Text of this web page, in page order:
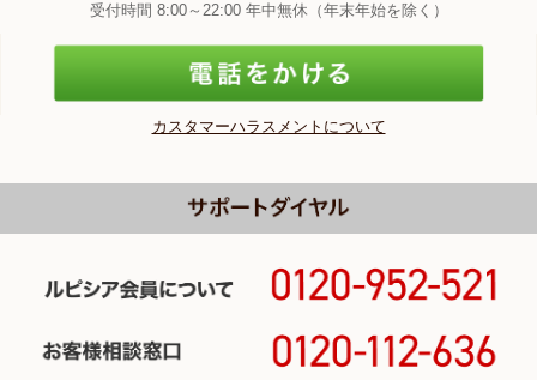
受付時間 8:00～22:00 年中無休（年末年始を除く）
カスタマーハラスメントについて